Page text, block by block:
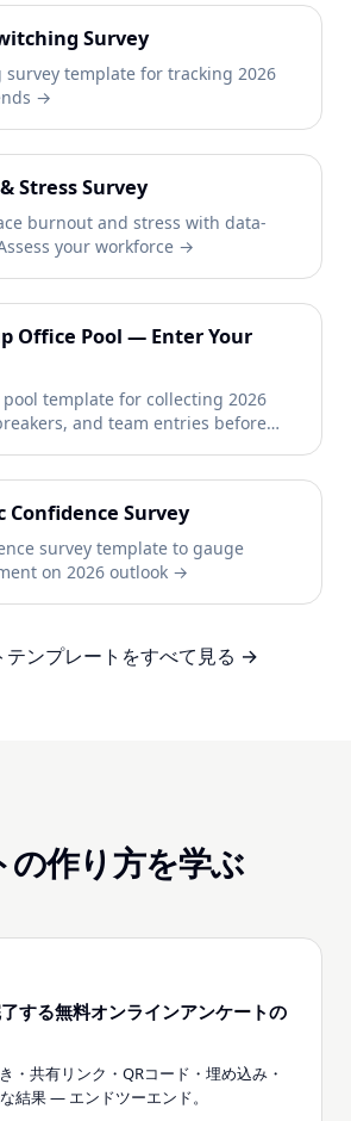
Survey
survey template for tracking 2026
→
Stress Survey
burnout and stress with data-
your workforce →
Office Pool — Enter Your
template for collecting 2026
and team entries before
Confidence Survey
survey template to gauge
on 2026 outlook →
テンプレートをすべて見る →
の作り方を学ぶ
する無料オンラインアンケートの
・共有リンク・QRコード・埋め込み・
結果 — エンドツーエンド。